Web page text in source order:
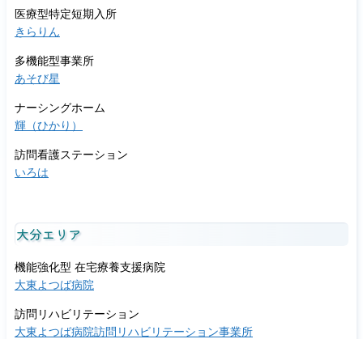
医療型特定短期入所
きらりん
多機能型事業所
あそび星
ナーシングホーム
輝（ひかり）
訪問看護ステーション
いろは
大分エリア
機能強化型 在宅療養支援病院
大東よつば病院
訪問リハビリテーション
大東よつば病院訪問リハビリテーション事業所